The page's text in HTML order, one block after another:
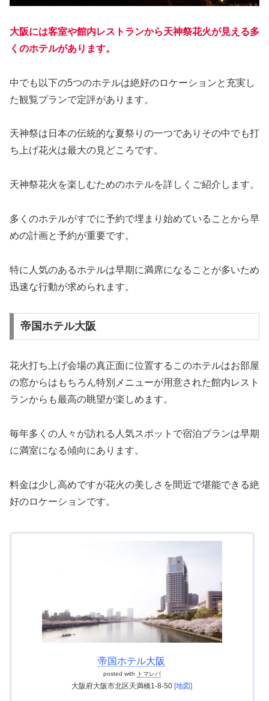
大阪には客室や館内レストランから天神祭花火が見える多
くのホテルがあります。
中でも以下の5つのホテルは絶好のロケーションと充実し
た観覧プランで定評があります。
天神祭は日本の伝統的な夏祭りの一つでありその中でも打
ち上げ花火は最大の見どころです。
天神祭花火を楽しむためのホテルを詳しくご紹介します。
多くのホテルがすでに予約で埋まり始めていることから早
めの計画と予約が重要です。
特に人気のあるホテルは早期に満席になることが多いため
迅速な行動が求められます。
帝国ホテル大阪
花火打ち上げ会場の真正面に位置するこのホテルはお部屋
の窓からはもちろん特別メニューが用意された館内レスト
ランからも最高の眺望が楽しめます。
毎年多くの人々が訪れる人気スポットで宿泊プランは早期
に満室になる傾向にあります。
料金は少し高めですが花火の美しさを間近で堪能できる絶
好のロケーションです。
帝国ホテル大阪
posted with トマレバ
大阪府大阪市北区天満橋1-8-50 [地図]